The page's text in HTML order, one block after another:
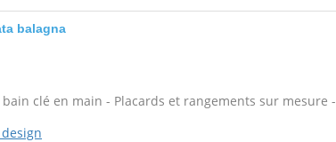
balagna
clé en main - Placards et rangements sur mesure -